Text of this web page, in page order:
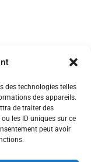
des technologies telles
des appareils.
de traiter des
les ID uniques sur ce
peut avoir